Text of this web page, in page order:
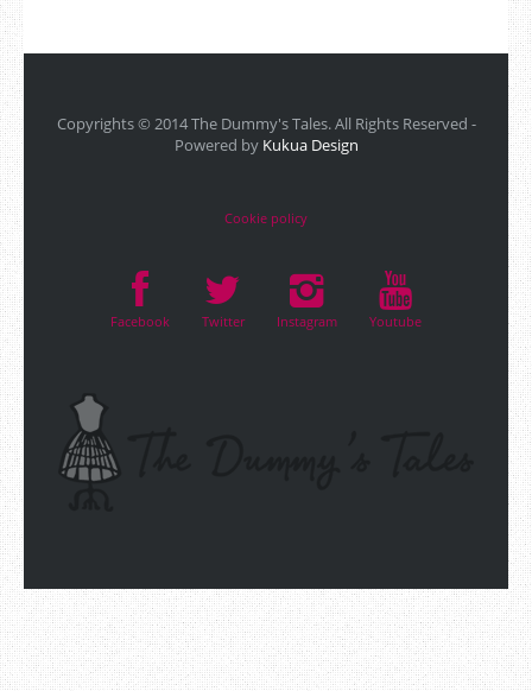
Copyrights © 2014 The Dummy's Tales. All Rights Reserved -
Powered by Kukua Design
Cookie policy
Facebook Twitter Instagram Youtube